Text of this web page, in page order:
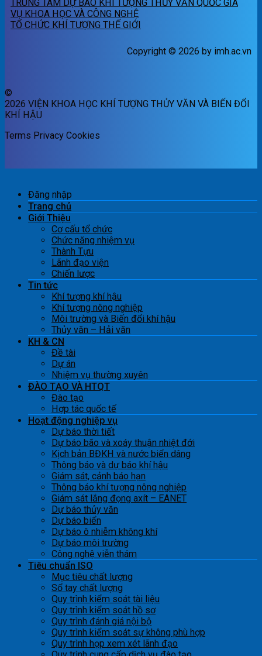
TRUNG TÂM DỰ BÁO KHÍ TƯỢNG THỦY VĂN QUỐC GIA
VỤ KHOA HỌC VÀ CÔNG NGHỆ
TỔ CHỨC KHÍ TƯỢNG THẾ GIỚI
Copyright © 2026 by imh.ac.vn
©
2026 VIỆN KHOA HỌC KHÍ TƯỢNG THỦY VĂN VÀ BIẾN ĐỔI
KHÍ HẬU
Terms Privacy Cookies
Đăng nhập
Trang chủ
Giới Thiệu
Cơ cấu tổ chức
Chức năng nhiệm vụ
Thành Tựu
Lãnh đạo viện
Chiến lược
Tin tức
Khí tượng khí hậu
Khí tượng nông nghiệp
Môi trường và Biến đổi khí hậu
Thủy văn – Hải văn
KH & CN
Đề tài
Dự án
Nhiệm vụ thường xuyên
ĐÀO TẠO VÀ HTQT
Đào tạo
Hợp tác quốc tế
Hoạt động nghiệp vụ
Dự báo thời tiết
Dự báo bão và xoáy thuận nhiệt đới
Kịch bản BĐKH và nước biển dâng
Thông báo và dự báo khí hậu
Giám sát, cảnh báo hạn
Thông báo khí tượng nông nghiệp
Giám sát lắng đọng axít – EANET
Dự báo thủy văn
Dự báo biển
Dự báo ô nhiễm không khí
Dự báo môi trường
Công nghệ viễn thám
Tiêu chuẩn ISO
Mục tiêu chất lượng
Sổ tay chất lượng
Quy trình kiểm soát tài liệu
Quy trình kiểm soát hồ sơ
Quy trình đánh giá nội bộ
Quy trình kiểm soát sự không phù hợp
Quy trình họp xem xét lãnh đạo